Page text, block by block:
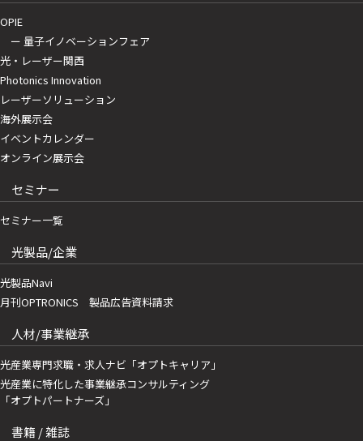
OPIE
ー 量子イノベーションフェア
光・レーザー関西
Photonics Innovation
レーザーソリューション
海外展示会
イベントカレンダー
オンライン展示会
セミナー
セミナー一覧
光製品/企業
光製品Navi
月刊OPTRONICS 製品広告資料請求
人材/事業継承
光産業専門求職・求人ナビ「オプトキャリア」
光産業に特化した事業継承コンサルティング
「オプトパートナーズ」
書籍 / 雑誌